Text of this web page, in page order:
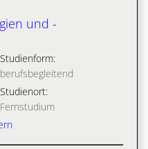
und -
Studienform:
berufsbegleitend
Studienort:
Fernstudium